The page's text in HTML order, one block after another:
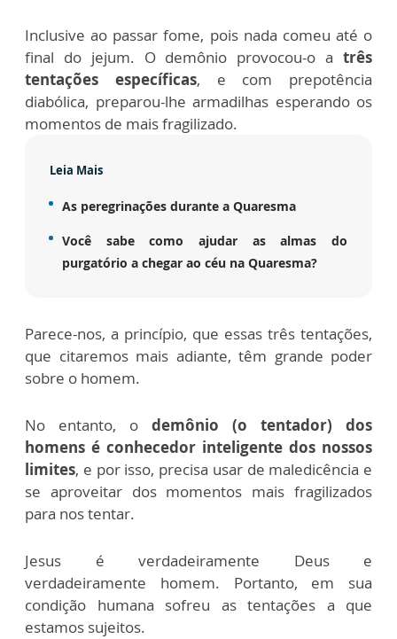
Inclusive ao passar fome, pois nada comeu até o
final do jejum. O demônio provocou-o a três
tentações específicas, e com prepotência
diabólica, preparou-lhe armadilhas esperando os
momentos de mais fragilizado.
Leia Mais
As peregrinações durante a Quaresma
Você sabe como ajudar as almas do
purgatório a chegar ao céu na Quaresma?
Parece-nos, a princípio, que essas três tentações,
que citaremos mais adiante, têm grande poder
sobre o homem.
No entanto, o demônio (o tentador) dos
homens é conhecedor inteligente dos nossos
limites, e por isso, precisa usar de maledicência e
se aproveitar dos momentos mais fragilizados
para nos tentar.
Jesus é verdadeiramente Deus e
verdadeiramente homem. Portanto, em sua
condição humana sofreu as tentações a que
estamos sujeitos.